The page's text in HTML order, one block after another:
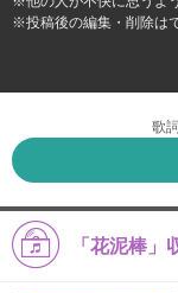
※投稿後の編集・削除は
歌
「花泥棒」